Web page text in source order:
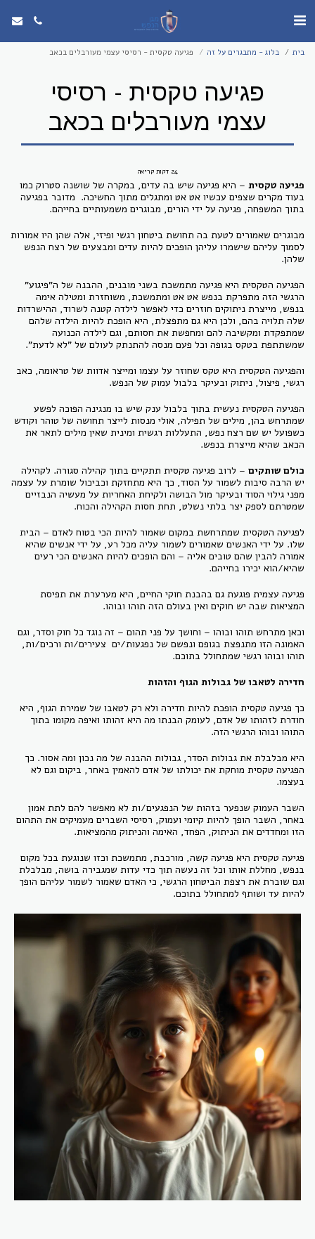
בית בלוג - מתבגרים על זה פגיעה טקסית - רסיסי עצמי מעורבלים בכאב
פגיעה טקסית - רסיסי
עצמי מעורבלים בכאב
24 דקות קריאה
פגיעה טקסית – היא פגיעה שיש בה עדים, במקרה של שושנה סטרוק כמו
בעוד מקרים שצפים עכשיו אט אט ומתגלים מתוך החשיכה. מדובר בפגיעה
בתוך המשפחה, פגיעה על ידי הורים, מבוגרים משמעותיים בחייהם.
מבוגרים שאמורים לטעת בה תחושת ביטחון רגשי ופיזי, אלה שהן היו אמורות
לסמוך עליהם שישמרו עליהן הופכים להיות עדים ומבצעים של רצח הנפש
שלהן.
הפגיעה הטקסית היא פגיעה מתמשכת בשני מובנים, ההבנה של ה"פיגוע"
הרגשי הזה מתפרקת בנפש אט אט ומתמשכת, משוחזרת ומטילה אימה
בנפש, מייצרת ניתוקים חוזרים כדי לאפשר לילדה קטנה לשרוד, ההישרדות
שלה תלויה בהם, ולכן היא גם מתפצלת, היא הופכת להיות הילדה שלהם
שמתפקדת ומקשיבה להם ומחפשת את חסותם, וגם לילדה הכנועה
שמשתתפת בטקס בגופה וכל פעם מנסה להתנתק לעולם של "לא לדעת".
והפגיעה הטקסית היא טקס שחוזר על עצמו ומייצר אדוות של טראומה, כאב
רגשי, פיצול, ניתוק ובעיקר בלבול עמוק של הנפש.
הפגיעה הטקסית נעשית בתוך בלבול ענק שיש בו מנגינה הפוכה לפשע
שמתרחש בהן, מילים של תפילה, אולי מנסות לייצר תחושה של טוהר וקודש
כשפועל יש שם רצח נפש, התעללות רגשית ומינית שאין מילים לתאר את
הכאב שהיא מייצרת בנפש.
כולם שותקים – לרוב פגיעה טקסית תתקיים בתוך קהילה סגורה. לקהילה
יש הרבה סיבות לשמור על הסוד, כך היא מתחזקת וכביכול שומרת על עצמה
מפני גילוי הסוד ובעיקר מול הבושה ולקיחת האחריות על מעשיה הנבזיים
שמטרתם לספק יצר בלתי נשלט, תחת חסות הקהילה והכוח.
לפגיעה הטקסית שמתרחשת במקום שאמור להיות הכי בטוח לאדם – הבית
שלו. על ידי האנשים שאמורים לשמור עליה מכל רע, על ידי אנשים שהיא
אמורה להבין שהם טובים אליה – והם הופכים להיות האנשים הכי רעים
שהיא/הוא יכירו בחייהם.
פגיעה עצמית פוגעת גם בהבנת חוקי החיים, היא מערערת את תפיסת
המציאות שבה יש חוקים ואין בעולם הזה תוהו ובוהו.
וכאן מתרחש תוהו ובוהו – וחושך על פני תהום – זה נוגד כל חוק וסדר, וגם
האמונה הזו מתנפצת בגופם ונפשם של נפגעות/ים צעירים/ות ורכים/ות,
תוהו ובוהו רגשי שמתחולל בתוכם.
חדירה לטאבו של גבולות הגוף והזהות
כך פגיעה טקסית הופכת להיות חדירה ולא רק לטאבו של שמירת הגוף, היא
חודרת לזהותו של אדם, לעומק הבנתו מה היא זהותו ואיפה מקומו בתוך
התוהו ובוהו הרגשי הזה.
היא מבלבלת את גבולות הסדר, גבולות ההבנה של מה נכון ומה אסור. כך
הפגיעה טקסית מוחקת את יכולתו של אדם להאמין באחר, ביקום וגם לא
בעצמו.
השבר העמוק שנפער בזהות של הנפגעים/ות לא מאפשר להם לתת אמון
באחר, השבר הופך להיות קיומי ועמוק, רסיסי השברים מעמיקים את התהום
הזו ומחדדים את הניתוק, הפחד, האימה והניתוק מהמציאות.
פגיעה טקסית היא פגיעה קשה, מורכבת, מתמשכת וכזו שנוגעת בכל מקום
בנפש, מחללת אותו וכל זה נעשה תוך כדי עדות שמגבירה בושה, מבלבלת
וגם שוברת את רצפת הביטחון הרגשי, כי האדם שאמור לשמור עליהם הופך
להיות עד ושותף למתחולל בתוכם.